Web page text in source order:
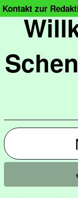
Kontakt zur